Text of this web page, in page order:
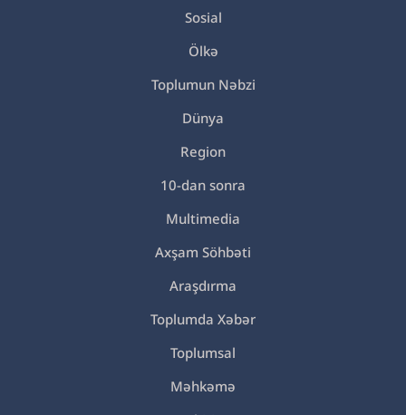
Sosial
Ölkə
Toplumun Nəbzi
Dünya
Region
10-dan sonra
Multimedia
Axşam Söhbəti
Araşdırma
Toplumda Xəbər
Toplumsal
Məhkəmə